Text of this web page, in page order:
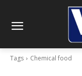
Tags Chemical food